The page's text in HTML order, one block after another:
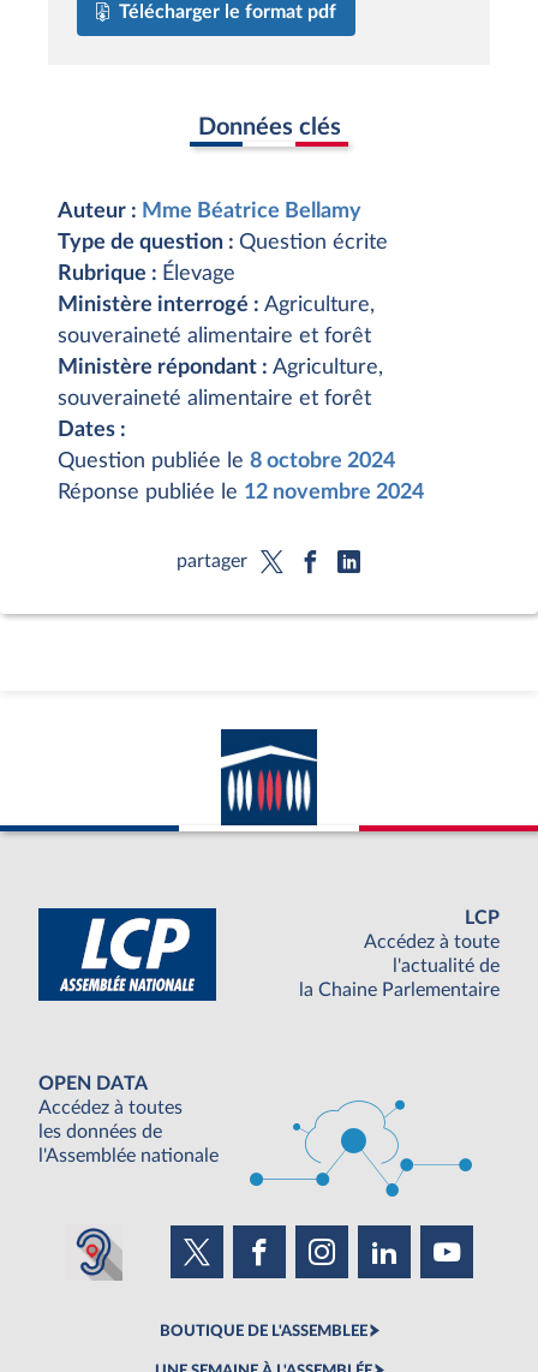
Télécharger le format pdf
Données clés
Auteur : Mme Béatrice Bellamy
Type de question : Question écrite
Rubrique : Élevage
Ministère interrogé : Agriculture,
souveraineté alimentaire et forêt
Ministère répondant : Agriculture,
souveraineté alimentaire et forêt
Dates :
Question publiée le 8 octobre 2024
Réponse publiée le 12 novembre 2024
partager
LCP
Accédez à toute
l'actualité de
la Chaine Parlementaire
OPEN DATA
Accédez à toutes
les données de
l'Assemblée nationale
BOUTIQUE DE L'ASSEMBLEE